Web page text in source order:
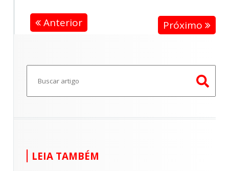
Anterior Próximo
LEIA TAMBÉM